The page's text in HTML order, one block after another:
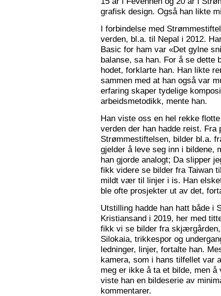
grafisk design. Også han likte
I forbindelse med
verden, bl.a. til Nepal i 2012.
Basic for ham var «Det gylne
balanse, sa han. For å se dette
hodet, forklarte han. Han likte
sammen med at han også var
erfaring skaper tydelige
arbeidsmetodikk, mente han.
Han viste oss en hel rekke
verden der han hadde reist. Fra
Strømmestiftelsen, bilder bl.a.
gjelder å leve seg inn i bildene,
han gjorde analogt; Da slipper
fikk videre se bilder fra Taiwan
mildt vær til linjer i is. Han
ble ofte prosjekter ut av det,
Utstilling hadde han hatt både i
Kristiansand i 2019, her med
fikk vi se bilder fra
Silokaia, trikkespor og
ledninger, linjer, fortalte han.
kamera, som i hans tilfellet var
meg er ikke å ta et bilde, men
viste han en bildeserie av
kommentarer.